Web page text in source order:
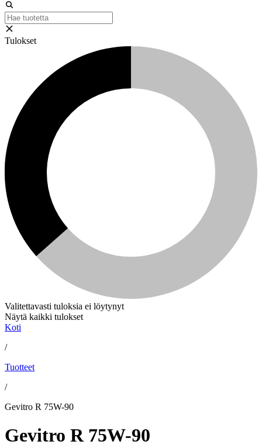
Tulokset
Valitettavasti tuloksia ei löytynyt
Näytä kaikki tulokset
Koti
/
Tuotteet
/
Gevitro R 75W-90
Gevitro R 75W-90